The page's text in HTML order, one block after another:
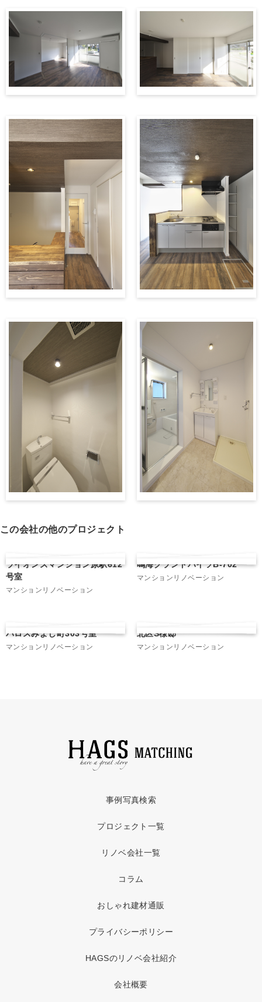
この会社の他のプロジェクト
ライオンズマンション原駅612
号室
マンションリノベーション
鳴海グランドハイツB-702
マンションリノベーション
パロスみよし町303号室
マンションリノベーション
北区S様邸
マンションリノベーション
事例写真検索
プロジェクト一覧
リノベ会社一覧
コラム
おしゃれ建材通販
プライバシーポリシー
HAGSのリノベ会社紹介
会社概要